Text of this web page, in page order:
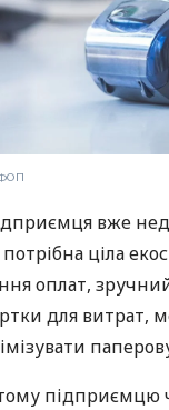
ФОП
вже
ціла
оплат, зручний
для витрат,
підприємцю